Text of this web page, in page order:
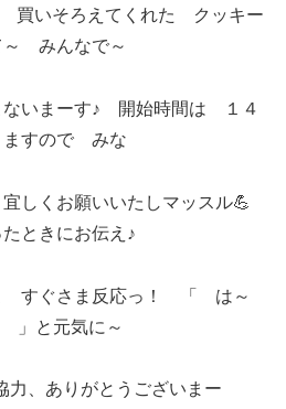
いそろえてくれた クッキー
みんなで～
いまーす♪ 開始時間は １４
ますので みな
しくお願いいたしマッスル💪
ときにお伝え♪
すぐさま反応っ！ 「 は～
と元気に～
、ありがとうございまー